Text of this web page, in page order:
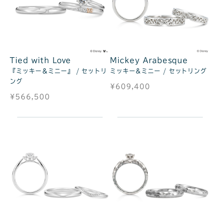
Tied with Love
『ミッキー＆ミニー』 / セットリ
ング
¥566,500
Mickey Arabesque
ミッキー&ミニー / セットリング
¥609,400